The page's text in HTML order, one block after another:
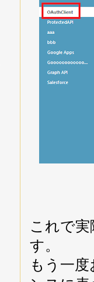
これで
す。
もう一